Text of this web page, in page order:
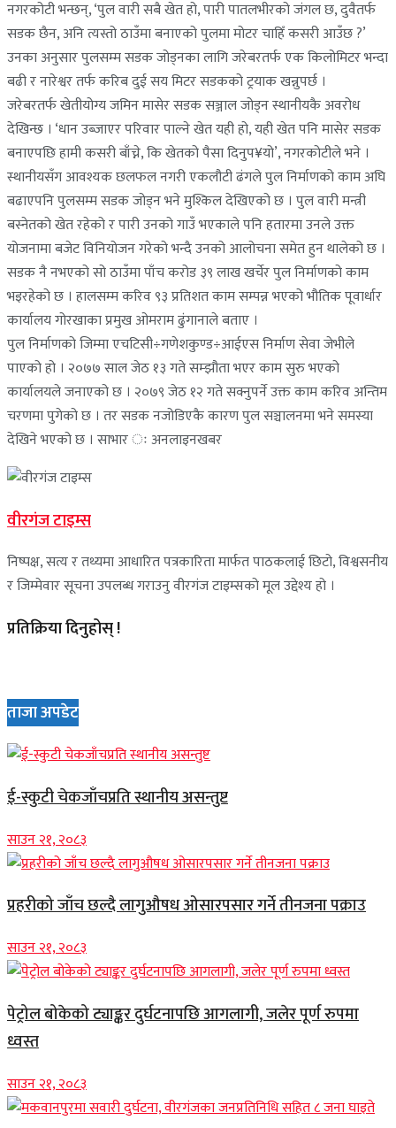
नगरकोटी भन्छन्, ‘पुल वारी सबै खेत हो, पारी पातलभीरको जंगल छ, दुवैतर्फ
सडक छैन, अनि त्यस्तो ठाउँमा बनाएको पुलमा मोटर चाहिँ कसरी आउँछ ?’
उनका अनुसार पुलसम्म सडक जोड्नका लागि जरेबरतर्फ एक किलोमिटर भन्दा
बढी र नारेश्वर तर्फ करिब दुई सय मिटर सडकको ट्रयाक खन्नुपर्छ ।
जरेबरतर्फ खेतीयोग्य जमिन मासेर सडक सञ्जाल जोड्न स्थानीयकै अवरोध
देखिन्छ । ‘धान उब्जाएर परिवार पाल्ने खेत यही हो, यही खेत पनि मासेर सडक
बनाएपछि हामी कसरी बाँच्ने, कि खेतको पैसा दिनुप¥यो’, नगरकोटीले भने ।
स्थानीयसँग आवश्यक छलफल नगरी एकलौटी ढंगले पुल निर्माणको काम अघि
बढाएपनि पुलसम्म सडक जोड्न भने मुश्किल देखिएको छ । पुल वारी मन्त्री
बस्नेतको खेत रहेको र पारी उनको गाउँ भएकाले पनि हतारमा उनले उक्त
योजनामा बजेट विनियोजन गरेको भन्दै उनको आलोचना समेत हुन थालेको छ ।
सडक नै नभएको सो ठाउँमा पाँच करोड ३९ लाख खर्चेर पुल निर्माणको काम
भइरहेको छ । हालसम्म करिव ९३ प्रतिशत काम सम्पन्न भएको भौतिक पूवार्धार
कार्यालय गोरखाका प्रमुख ओमराम ढुंगानाले बताए ।
पुल निर्माणको जिम्मा एचटिसी÷गणेशकुण्ड÷आईएस निर्माण सेवा जेभीले
पाएको हो । २०७७ साल जेठ १३ गते सम्झौता भएर काम सुरु भएको
कार्यालयले जनाएको छ । २०७९ जेठ १२ गते सक्नुपर्ने उक्त काम करिव अन्तिम
चरणमा पुगेको छ । तर सडक नजोडिएकै कारण पुल सञ्चालनमा भने समस्या
देखिने भएको छ । साभार ः अनलाइनखबर
वीरगंज टाइम्स
निष्पक्ष, सत्य र तथ्यमा आधारित पत्रकारिता मार्फत पाठकलाई छिटो, विश्वसनीय
र जिम्मेवार सूचना उपलब्ध गराउनु वीरगंज टाइम्सको मूल उद्देश्य हो ।
प्रतिक्रिया दिनुहोस् !
ताजा अपडेट
ई-स्कुटी चेकजाँचप्रति स्थानीय असन्तुष्ट
साउन २१, २०८३
प्रहरीको जाँच छल्दै लागुऔषध ओसारपसार गर्ने तीनजना पक्राउ
साउन २१, २०८३
पेट्रोल बोकेको ट्याङ्कर दुर्घटनापछि आगलागी, जलेर पूर्ण रुपमा
ध्वस्त
साउन २१, २०८३